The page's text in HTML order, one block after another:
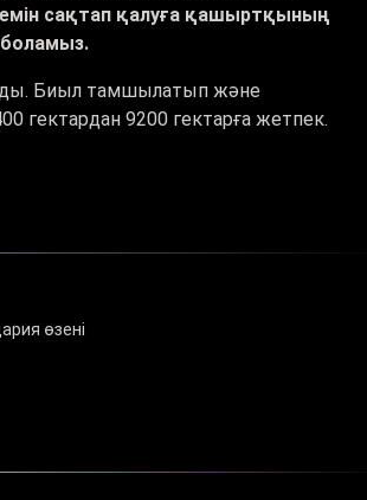
сақтап қалуға қашыртқының
Биыл тамшылатып және
гектардан 9200 гектарға жетпек.
өзені